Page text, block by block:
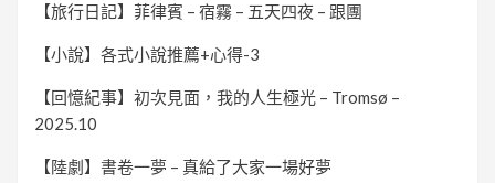
【旅行日記】菲律賓 – 宿霧 – 五天四夜 – 跟團
【小說】各式小說推薦+心得-3
【回憶紀事】初次見面，我的人生極光 – Tromsø –
2025.10
【陸劇】書卷一夢 – 真給了大家一場好夢